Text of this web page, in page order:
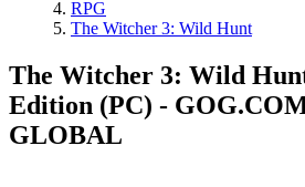
RPG
The Witcher 3: Wild Hunt
The Witcher 3: Wild
Edition (PC) -
GLOBAL